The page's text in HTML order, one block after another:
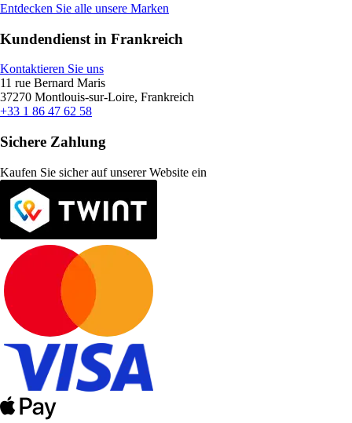
Entdecken Sie alle unsere Marken
Kundendienst in Frankreich
Kontaktieren Sie uns
11 rue Bernard Maris
37270 Montlouis-sur-Loire, Frankreich
+33 1 86 47 62 58
Sichere Zahlung
Kaufen Sie sicher auf unserer Website ein